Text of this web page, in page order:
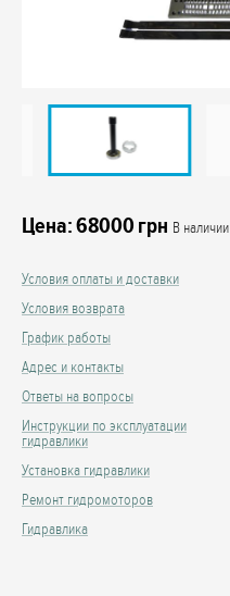
Цена:68000 грн В наличии
Условия оплаты и доставки
Условия возврата
График работы
Адрес и контакты
Ответы на вопросы
Инструкции по эксплуатации
гидравлики
Установка гидравлики
Ремонт гидромоторов
Гидравлика